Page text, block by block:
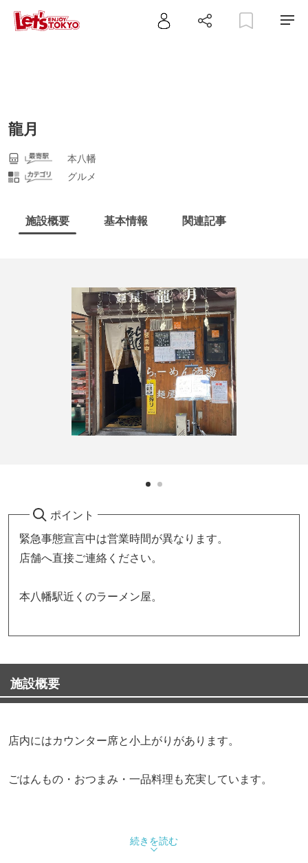
龍月
本八幡
グルメ
施設概要 基本情報 関連記事
ポイント
緊急事態宣言中は営業時間が異なります。
店舗へ直接ご連絡ください。
本八幡駅近くのラーメン屋。
施設概要
店内にはカウンター席と小上がりがあります。
ごはんもの・おつまみ・一品料理も充実しています。
続きを読む